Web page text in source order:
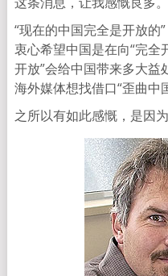
“现在的中国完全是开放的
衷心希望中国是在向“完全
开放”会给中国带来多大
海外媒体想找借口“歪曲中
之所以有如此感慨，是因